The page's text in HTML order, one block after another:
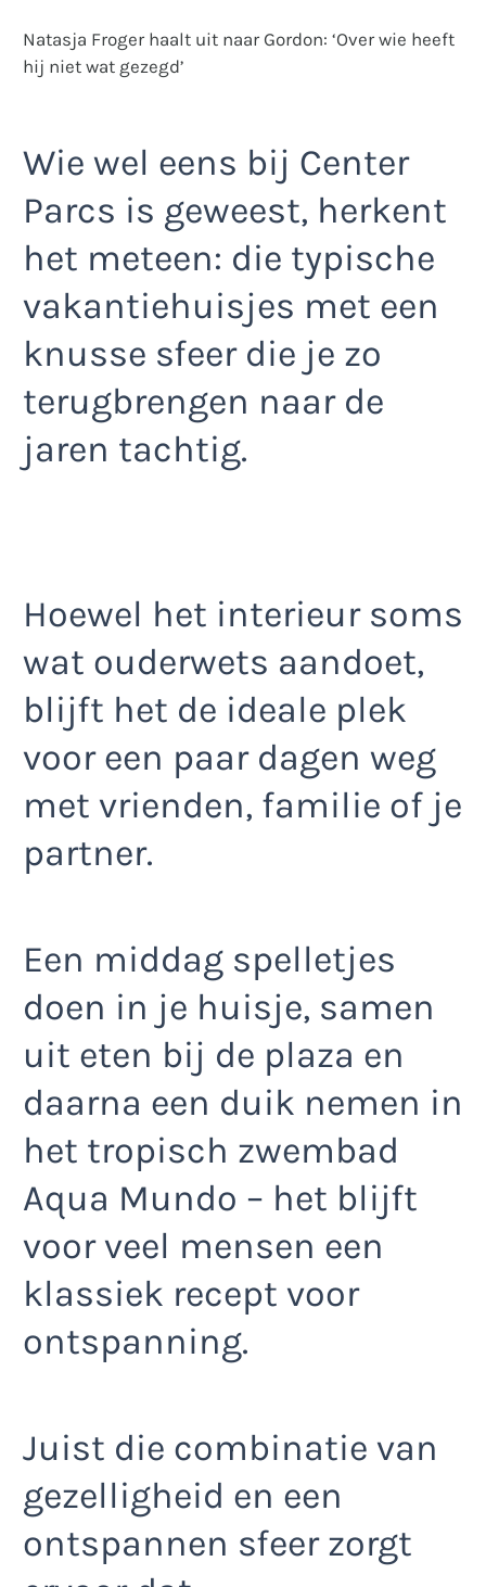
Natasja Froger haalt uit naar Gordon: ‘Over wie heeft
hij niet wat gezegd’
Wie wel eens bij Center
Parcs is geweest, herkent
het meteen: die typische
vakantiehuisjes met een
knusse sfeer die je zo
terugbrengen naar de
jaren tachtig.
Hoewel het interieur soms
wat ouderwets aandoet,
blijft het de ideale plek
voor een paar dagen weg
met vrienden, familie of je
partner.
Een middag spelletjes
doen in je huisje, samen
uit eten bij de plaza en
daarna een duik nemen in
het tropisch zwembad
Aqua Mundo – het blijft
voor veel mensen een
klassiek recept voor
ontspanning.
Juist die combinatie van
gezelligheid en een
ontspannen sfeer zorgt